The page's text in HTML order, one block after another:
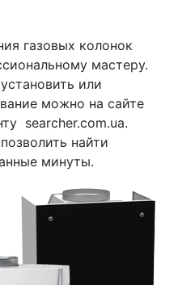
газовых колонок
мастеру.
или
можно на сайте
searcher.com.ua.
найти
минуты.